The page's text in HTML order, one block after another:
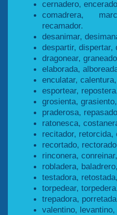
cernadero,
comadrera,
recamador.
desanimar,
despartir, dispertar,
dragonear,
elaborada,
enculatar,
esportear,
grosienta,
praderosa,
ratonesca,
recitador,
recortado,
rinconera,
robladera,
testadora,
torpedear,
trepadora,
valentino,